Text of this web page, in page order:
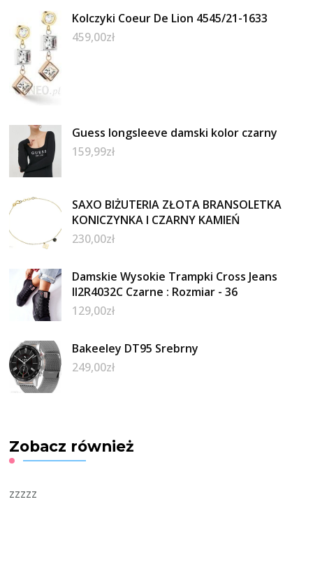
Kolczyki Coeur De Lion 4545/21-1633
459,00zł
Guess longsleeve damski kolor czarny
159,99zł
SAXO BIŻUTERIA ZŁOTA BRANSOLETKA
KONICZYNKA I CZARNY KAMIEŃ
230,00zł
Damskie Wysokie Trampki Cross Jeans
II2R4032C Czarne : Rozmiar - 36
129,00zł
Bakeeley DT95 Srebrny
249,00zł
Zobacz również
zzzzz